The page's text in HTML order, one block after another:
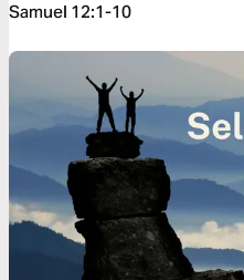
Samuel 12:1-10